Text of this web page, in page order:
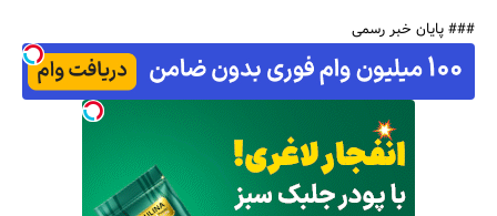
جستجو
### پایان خبر رسمی